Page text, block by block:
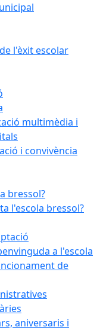
l'èxit escolar
multimèdia i
i convivència
bressol?
l'escola bressol?
a l'escola
de
aniversaris i